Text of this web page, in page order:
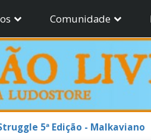
Comunidade
5ª Edição - Malkaviano